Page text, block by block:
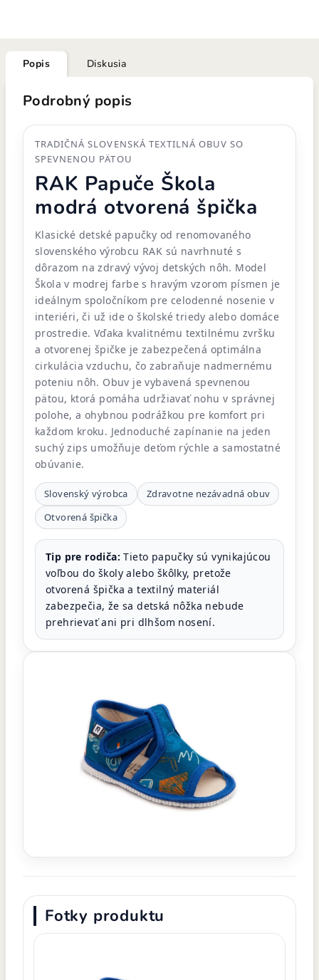
Popis Diskusia
Podrobný popis
TRADIČNÁ SLOVENSKÁ TEXTILNÁ OBUV SO
SPEVNENOU PÄTOU
RAK Papuče Škola
modrá otvorená špička
Klasické detské papučky od renomovaného
slovenského výrobcu RAK sú navrhnuté s
dôrazom na zdravý vývoj detských nôh. Model
Škola v modrej farbe s hravým vzorom písmen je
ideálnym spoločníkom pre celodenné nosenie v
interiéri, či už ide o školské triedy alebo domáce
prostredie. Vďaka kvalitnému textilnému zvršku
a otvorenej špičke je zabezpečená optimálna
cirkulácia vzduchu, čo zabraňuje nadmernému
poteniu nôh. Obuv je vybavená spevnenou
pätou, ktorá pomáha udržiavať nohu v správnej
polohe, a ohybnou podrážkou pre komfort pri
každom kroku. Jednoduché zapínanie na jeden
suchý zips umožňuje deťom rýchle a samostatné
obúvanie.
Slovenský výrobca
Zdravotne nezávadná obuv
Otvorená špička
Tip pre rodiča: Tieto papučky sú vynikajúcou
voľbou do školy alebo škôlky, pretože
otvorená špička a textilný materiál
zabezpečia, že sa detská nôžka nebude
prehrievať ani pri dlhšom nosení.
Fotky produktu